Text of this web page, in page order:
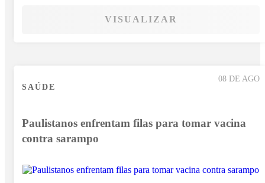
VISUALIZAR
08 DE AGO
SAÚDE
Paulistanos enfrentam filas para tomar vacina
contra sarampo